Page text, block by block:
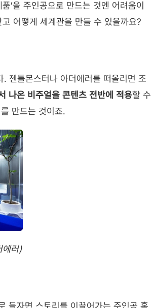
’을 주인공으로 만드는 것엔 어려움이
어떻게 세계관을 만들 수 있을까요?
젠틀몬스터나 아더에러를 떠올리면 조
나온 비주얼을 콘텐츠 전반에 적용할 수
만드는 것이죠.
에러)
들자면 스토리를 이끌어가는 주인공 혹